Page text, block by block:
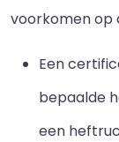
voorkomen op
Een
bepaalde
een